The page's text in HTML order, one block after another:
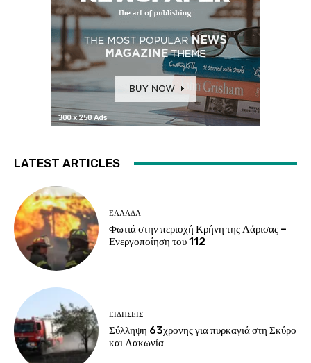
LATEST ARTICLES
ΕΛΛΑΔΑ
Φωτιά στην περιοχή Κρήνη της Λάρισας –
Ενεργοποίηση του 112
ΕΙΔΗΣΕΙΣ
Σύλληψη 63χρονης για πυρκαγιά στη Σκύρο
και Λακωνία